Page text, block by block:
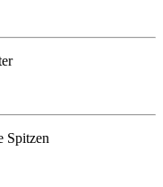
Spitzen